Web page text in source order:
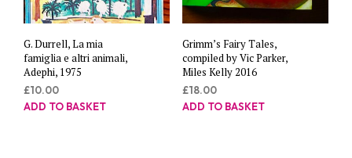
G. Durrell, La mia
famiglia e altri animali,
Adephi, 1975
£10.00
ADD TO BASKET
Grimm’s Fairy Tales,
compiled by Vic Parker,
Miles Kelly 2016
£18.00
ADD TO BASKET